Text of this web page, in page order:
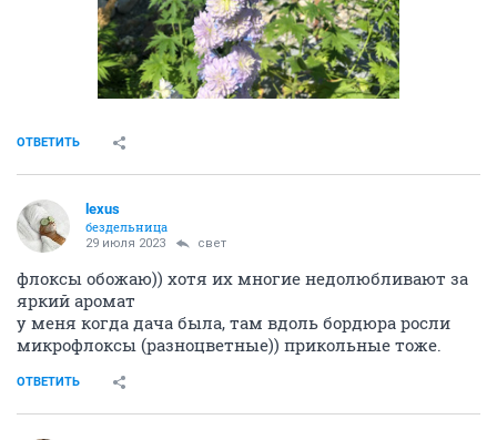
ОТВЕТИТЬ
lexus
бездельница
29 июля 2023 свет
флоксы обожаю)) хотя их многие недолюбливают за
яркий аромат
у меня когда дача была, там вдоль бордюра росли
микрофлоксы (разноцветные)) прикольные тоже.
ОТВЕТИТЬ